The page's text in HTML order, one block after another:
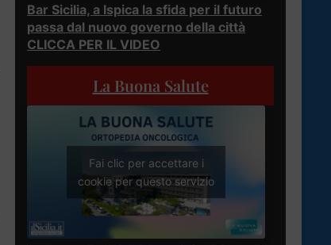
Bar Sicilia, a Ispica la sfida per il futuro
passa dal nuovo governo della città
CLICCA PER IL VIDEO
La Buona Salute
Fai clic per accettare i
cookie per questo servizio